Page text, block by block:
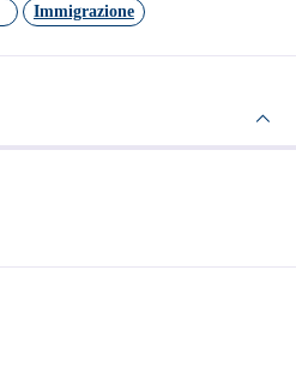
Immigrazione